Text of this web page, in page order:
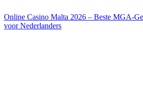
Online Casino Malta 2026 – Beste MGA-
voor Nederlanders